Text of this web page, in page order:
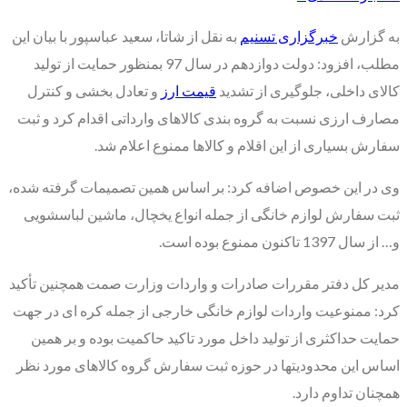
به گزارش خبرگزاری تسنیم به نقل از شاتا، سعید عباسپور با بیان این
مطلب، افزود: دولت دوازدهم در سال 97 بمنظور حمایت از تولید
کالای داخلی، جلوگیری از تشدید قیمت ارز و تعادل بخشی و کنترل
مصارف ارزی نسبت به گروه بندی کالاهای وارداتی اقدام کرد و ثبت
سفارش بسیاری از این اقلام و کالاها ممنوع اعلام شد.
وی در این خصوص اضافه کرد: بر اساس همین تصمیمات گرفته شده،
ثبت سفارش لوازم خانگی از جمله انواع یخچال، ماشین لباسشویی
و… از سال 1397 تاکنون ممنوع بوده است.
مدیر کل دفتر مقررات صادرات و واردات وزارت صمت همچنین تأکید
کرد: ممنوعیت واردات لوازم خانگی خارجی از جمله کره ای در جهت
حمایت حداکثری از تولید داخل مورد تاکید حاکمیت بوده و بر همین
اساس این محدودیتها در حوزه ثبت سفارش گروه کالاهای مورد نظر
همچنان تداوم دارد.